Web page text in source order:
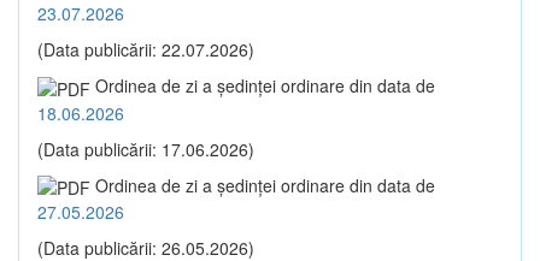
23.07.2026
(Data publicării: 22.07.2026)
Ordinea de zi a şedinţei ordinare din data de
18.06.2026
(Data publicării: 17.06.2026)
Ordinea de zi a şedinţei ordinare din data de
27.05.2026
(Data publicării: 26.05.2026)